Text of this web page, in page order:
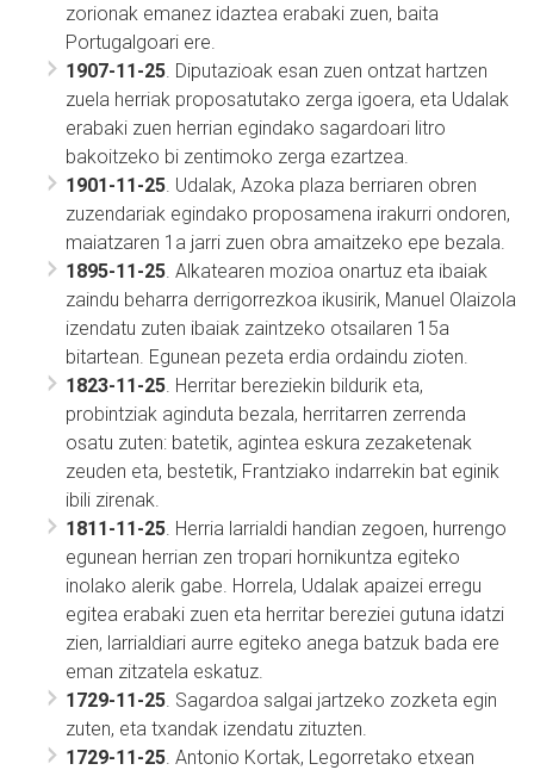
zorionak emanez idaztea erabaki zuen, baita
Portugalgoari ere.
1907-11-25 . Diputazioak esan zuen ontzat hartzen
zuela herriak proposatutako zerga igoera, eta Udalak
erabaki zuen herrian egindako sagardoari litro
bakoitzeko bi zentimoko zerga ezartzea.
1901-11-25 . Udalak, Azoka plaza berriaren obren
zuzendariak egindako proposamena irakurri ondoren,
maiatzaren 1a jarri zuen obra amaitzeko epe bezala.
1895-11-25 . Alkatearen mozioa onartuz eta ibaiak
zaindu beharra derrigorrezkoa ikusirik, Manuel Olaizola
izendatu zuten ibaiak zaintzeko otsailaren 15a
bitartean. Egunean pezeta erdia ordaindu zioten.
1823-11-25 . Herritar bereziekin bildurik eta,
probintziak aginduta bezala, herritarren zerrenda
osatu zuten: batetik, agintea eskura zezaketenak
zeuden eta, bestetik, Frantziako indarrekin bat eginik
ibili zirenak.
1811-11-25 . Herria larrialdi handian zegoen, hurrengo
egunean herrian zen tropari hornikuntza egiteko
inolako alerik gabe. Horrela, Udalak apaizei erregu
egitea erabaki zuen eta herritar bereziei gutuna idatzi
zien, larrialdiari aurre egiteko anega batzuk bada ere
eman zitzatela eskatuz.
1729-11-25 . Sagardoa salgai jartzeko zozketa egin
zuten, eta txandak izendatu zituzten.
1729-11-25 . Antonio Kortak, Legorretako etxean